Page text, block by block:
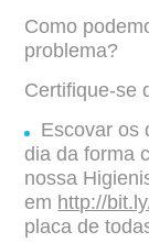
Como
problema?
Certifique-se
Escovar os
dia da forma
nossa
em http://
placa de